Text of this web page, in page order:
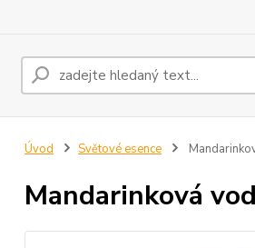
Úvod Světové esence
Mandarinková